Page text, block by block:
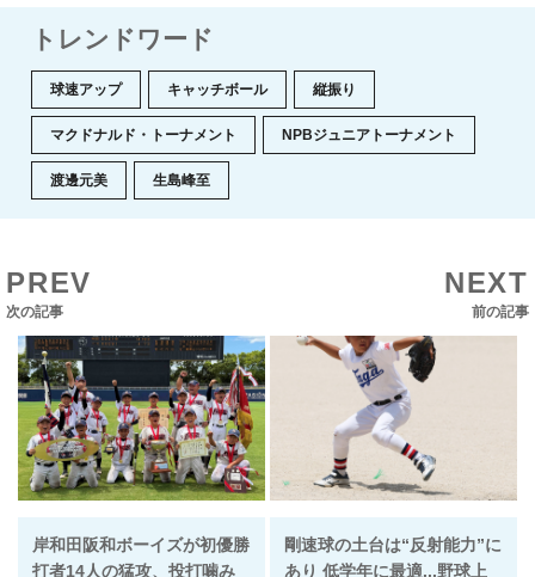
トレンドワード
球速アップ キャッチボール 縦振り
マクドナルド・トーナメント NPBジュニアトーナメント
渡邊元美 生島峰至
PREV
次の記事
NEXT
前の記事
岸和田阪和ボーイズが初優勝
打者14人の猛攻、投打噛み
剛速球の土台は“反射能力”に
あり 低学年に最適...野球上